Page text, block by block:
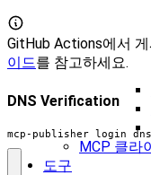
MCP 클라
도구
GitHub Actions에서
이드를 참고하세요.
DNS Verification
mcp-publisher login